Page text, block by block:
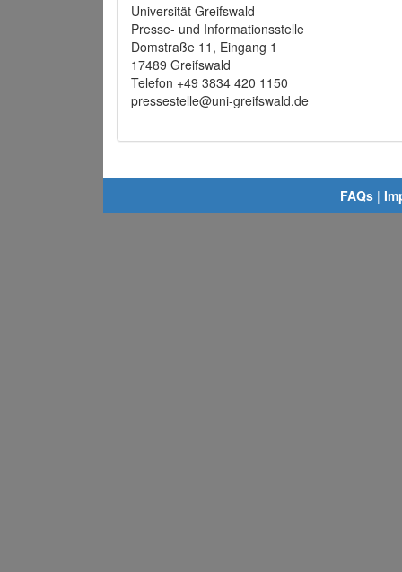
Universität Greifswald
Presse- und Informationsstelle
Domstraße 11, Eingang 1
17489 Greifswald
Telefon +49 3834 420 1150
pressestelle@uni-greifswald.de
FAQs |